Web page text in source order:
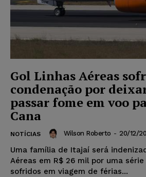
Gol Linhas Aéreas
condenação por
passar fome em voo
Cana
NOTÍCIAS Wilson Roberto - 20/12/
Uma família de Itajaí será
Aéreas em R$ 26 mil por uma
sofridos em viagem de férias...